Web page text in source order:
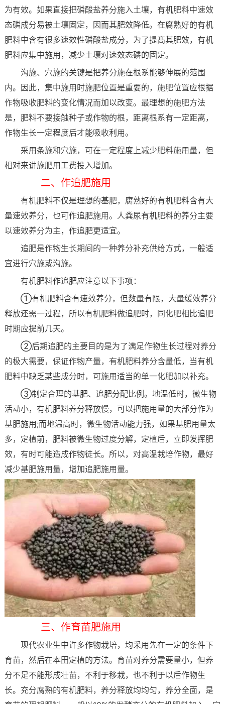
为有效。如果直接把磷酸盐养分施入土壤，有机肥料中速效
态磷成分易被土壤固定，因而其肥效降低。在腐熟好的有机
肥料中含有很多速效性磷酸盐成分，为了提髙其肥效，有机
肥料应集中施用，减少土壤对速效态磷的固定。
沟施、穴施的关键是把养分施在根系能够伸展的范围
内。因此，集中施用时施肥位置是重要的，施肥位置应根据
作物吸收肥料的变化情况而加以改变。最理想的施肥方法
是，肥料不要接触种子或作物的根，距离根系有一定距离，
作物生长一定程度后才能吸收利用。
采用条施和穴施，可在一定程度上减少肥料施用量，但
相对来讲施肥用工费投入增加。
二、作追肥施用
有机肥料不仅是理想的基肥，腐熟好的有机肥料含有大
量速效养分，也可作追肥施用。人粪尿有机肥料的养分主要
以速效养分为主，作追肥更适宜。
追肥是作物生长期间的一种养分补充供给方式，一般适
宜进行穴施或沟施。
有机肥料作追肥应注意以下事项：
①有机肥料含有速效养分，但数量有限，大量缓效养分
释放还需一过程，所以有机肥料做追肥时，同化肥相比追肥
时期应提前几天。
②后期追肥的主要目的是为了满足作物生长过程对养分
的极大需要，保证作物产量，有机肥料养分含量低，当有机
肥料中缺乏某些成分时，可施用适当的单一化肥加以补充。
③制定合理的基肥、追肥分配比例。地温低时，微生物
活动小，有机肥料养分释放慢，可以把施用量的大部分作为
基肥施用;而地温高时，微生物活动能力强，如果基肥用量太
多，定植前，肥料被微生物过度分解，定植后，立即发挥肥
效，有时可能造成作物徒长。所以，对高温栽培作物，最好
减少基肥施用量，增加追肥施用量。
三、作育苗肥施用
现代农业生中许多作物栽培，均采用先在一定的条件下
育苗，然后在本田定植的方法。育苗对养分需要量小，但养
分不足不能形成壮苗，不利于移栽，也不利于以后作物生
长。充分腐熟的有机肥料，养分释放均均匀，养分全面，是